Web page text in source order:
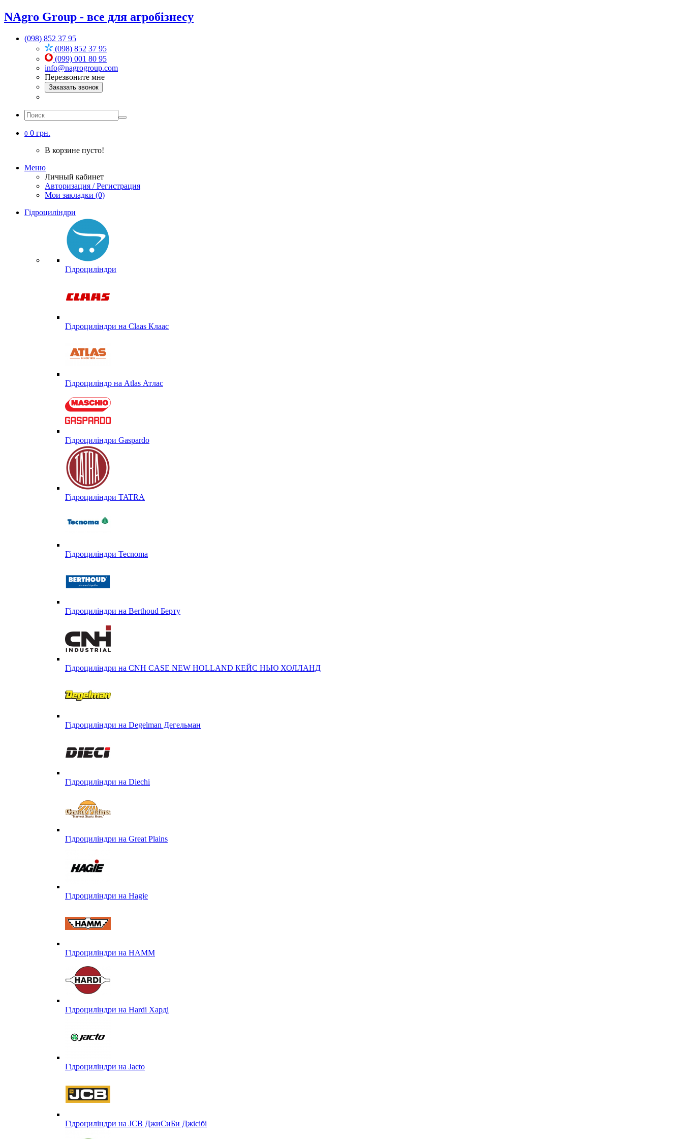
NAgro Group - все для агробізнесу
(098) 852 37 95
(098) 852 37 95
(099) 001 80 95
info@nagrogroup.com
Перезвоните мне
Заказать звонок
0 0 грн.
В корзине пусто!
Меню
Личный кабинет
Авторизация / Регистрация
Мои закладки (0)
Гідроциліндри
Гідроциліндри
Гідроциліндри на Claas Клаас
Гідроциліндр на Atlas Атлас
Гідроциліндри Gaspardo
Гідроциліндри TATRA
Гідроциліндри Tecnoma
Гідроциліндри на Berthoud Берту
Гідроциліндри на CNH CASE NEW HOLLAND КЕЙС НЬЮ ХОЛЛАНД
Гідроциліндри на Degelman Дегельман
Гідроциліндри на Diechi
Гідроциліндри на Great Plains
Гідроциліндри на Hagie
Гідроциліндри на HAMM
Гідроциліндри на Hardi Харді
Гідроциліндри на Jacto
Гідроциліндри на JCB ДжиСиБи Джісібі